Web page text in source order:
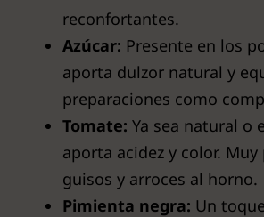
reconfortantes.
Azúcar: Presente en los
aporta dulzor natural y
preparaciones como
Tomate: Ya sea natural o
aporta acidez y color.
guisos y arroces al horno.
Pimienta negra: Un